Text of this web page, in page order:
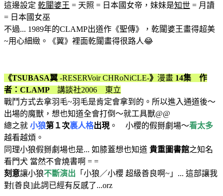
這邊設定 乾闥婆王 = 天照 = 日本國女帝，妹妹是知世 = 月讀
= 日本國女巫
不過... 1989年的CLAMP出道作《聖傳》，乾闥婆王畫得超美
~用心細緻。《翼》裡面乾闥畫得很路人😂
《TSUBASA翼 -RESERVoir CHRoNiCLE-》 漫畫 14集 作
者：CLAMP 講談社2006 東立
戰鬥方式去拿羽毛~羽毛是肯定會拿到的。所以進入通道後～
出場的魔獸，想也知道全會打倒～就工具獸@@
總之就 小狼第１次裏人格出現。 小櫻的假掰劇場～看太多
越看越煩。
同理小狼假掰劇場也是... 如膝蓋想也知道 貴重圖書館之知名
看門犬 當然不會燒書啊 = =
刻意讓小狼不斷演出 「小狼／小櫻 超級善良啊~」... 這部讓我
對[善良]此詞已經有反感了...orz